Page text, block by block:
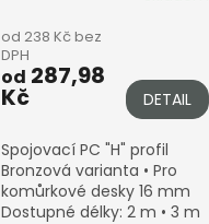
od 238 Kč bez
DPH
od 287,98
Kč DETAIL
Spojovací PC "H" profil
Bronzová varianta • Pro
komůrkové desky 16 mm
Dostupné délky: 2 m • 3 m